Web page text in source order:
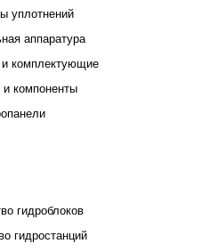
уплотнений
аппаратура
и комплектующие
и компоненты
гидроблоков
гидростанций